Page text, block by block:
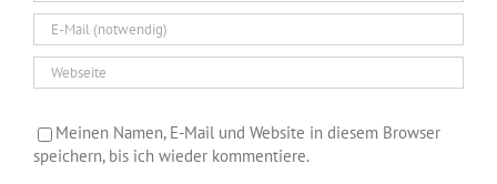
Meinen Namen, E-Mail und Website in diesem Browser
speichern, bis ich wieder kommentiere.